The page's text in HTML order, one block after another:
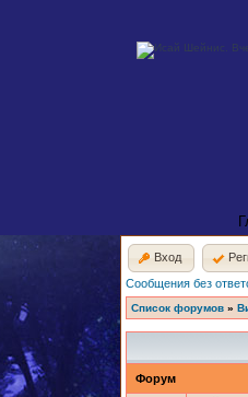
Вход
Сообщения без
Список форумов »
Форум